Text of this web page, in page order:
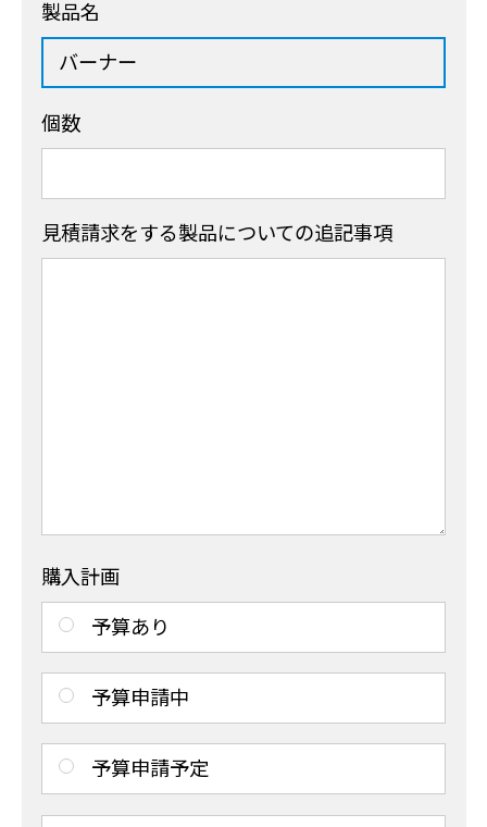
製品名
個数
見積請求をする製品についての追記事項
購入計画
予算あり
予算申請中
予算申請予定